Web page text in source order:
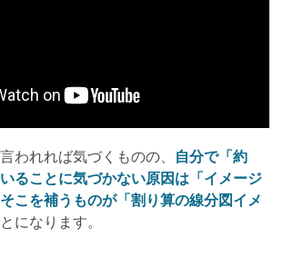
われれば気づくものの、
自分で「約
ることに気づかない原因は「イメージ
こを補うものが「割り算の線分図イメ
になります。